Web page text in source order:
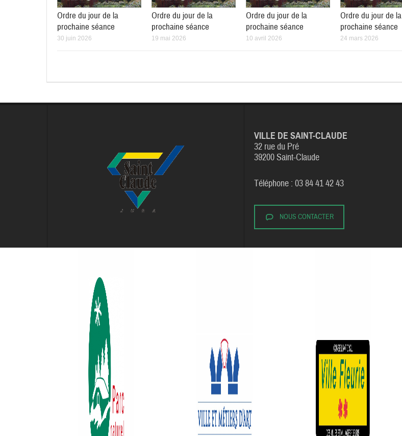
Ordre du jour de la
prochaine séance
30 juin 2026
Ordre du jour de la
prochaine séance
19 mai 2026
Ordre du jour de la
prochaine séance
10 avril 2026
Ordre du jour de la
prochaine séance
24 mars 2026
VILLE DE SAINT-CLAUDE
32 rue du Pré
39200 Saint-Claude
Téléphone : 03 84 41 42 43
NOUS CONTACTER